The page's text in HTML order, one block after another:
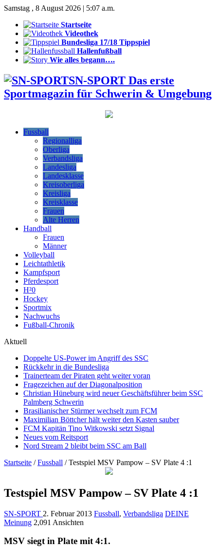
Samstag , 8 August 2026 | 5:07 a.m.
Startseite
Videothek
Bundesliga 17/18 Tippspiel
Hallenfußball
Wie alles begann….
SN-SPORT Das erste
Sportmagazin für Schwerin & Umgebung
Fussball
Regionalliga
Oberliga
Verbandsliga
Landesliga
Landesklasse
Kreisoberliga
Kreisliga
Kreisklasse
Frauen
Alte Herren
Handball
Frauen
Männer
Volleyball
Leichtathletik
Kampfsport
Pferdesport
H²0
Hockey
Sportmix
Nachwuchs
Fußball-Chronik
Aktuell
Doppelte US-Power im Angriff des SSC
Rückkehr in die Bundesliga
Trainerteam der Piraten geht weiter voran
Fragezeichen auf der Diagonalposition
Christian Hüneburg wird neuer Geschäftsführer beim SSC
Palmberg Schwerin
Brasilianischer Stürmer wechselt zum FCM
Maximilian Böttcher hält weiter den Kasten sauber
FCM Kapitän Tino Witkowski setzt Signal
Neues vom Reitsport
Nord Stream 2 bleibt beim SSC am Ball
Startseite / Fussball / Testspiel MSV Pampow – SV Plate 4 :1
Testspiel MSV Pampow – SV Plate 4 :1
SN-SPORT 2. Februar 2013 Fussball, Verbandsliga DEINE
Meinung 2,091 Ansichten
MSV siegt in Plate mit 4:1.